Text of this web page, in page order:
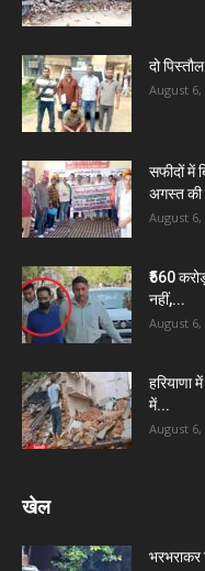
दो
August 6,
सफीदों में
अगस्त की
August 6,
₹560
नहीं,...
August 6,
हरियाणा
में...
August 6,
खेल
भरभराकर